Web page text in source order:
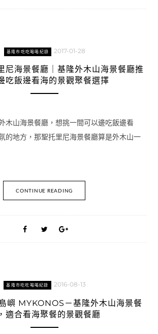
基隆市吃吃喝喝紀錄 2017-01-28
尼海景餐廳｜基隆外木山海景餐廳推
吃飯邊看海的景觀聚餐選擇
木山海景餐廳，想挑一間可以邊吃飯邊看
的地方，那聖托里尼海景餐廳算是外木山一
CONTINUE READING
基隆市吃吃喝喝紀錄 2016-08-13
嶼 MYKONOS－基隆外木山海景餐
適合看海聚餐的景觀餐廳